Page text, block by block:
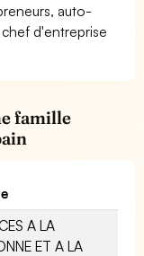
auto-
d'entreprise
famille
A LA
ET A LA